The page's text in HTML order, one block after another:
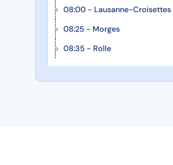
08:00 - Lausanne-Croisettes
08:25 - Morges
08:35 - Rolle